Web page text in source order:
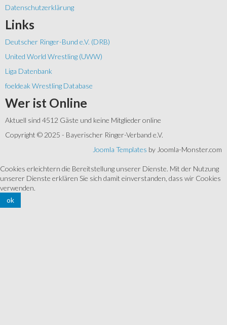
Datenschutzerklärung
Links
Deutscher Ringer-Bund e.V. (DRB)
United World Wrestling (UWW)
Liga Datenbank
foeldeak Wrestling Database
Wer ist Online
Aktuell sind 4512 Gäste und keine Mitglieder online
Copyright © 2025 - Bayerischer Ringer-Verband e.V.
Joomla Templates by Joomla-Monster.com
Cookies erleichtern die Bereitstellung unserer Dienste. Mit der Nutzung
unserer Dienste erklären Sie sich damit einverstanden, dass wir Cookies
verwenden.
ok